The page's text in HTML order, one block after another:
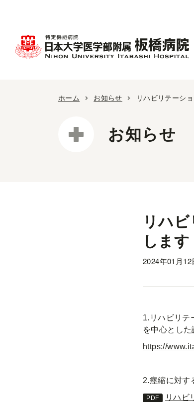
ホーム お知らせ リハビリテーシ
お知らせ
リハ
します
2024年01月12
1.リハビリテ
を中心とした
https://
2.痙縮に対す
リハビ